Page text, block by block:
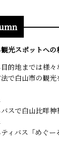
光スポットへの
的地までは様々
で白山市の観
スで白山比咩神
ィバス「めぐー